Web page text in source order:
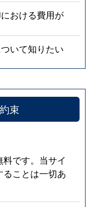
おける費用が
いて知りたい
束
です。当サイ
ることは一切あ